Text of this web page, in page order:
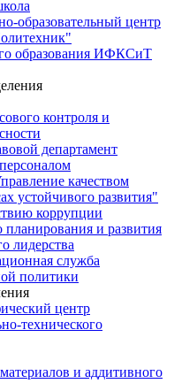
образовательный центр
образования ИФКСиТ
контроля и
департамент
качеством
устойчивого развития"
коррупции
планирования и развития
лидерства
служба
политики
центр
технического
и аддитивного